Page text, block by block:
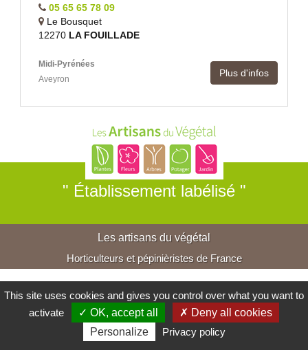
05 65 65 78 09
Le Bousquet
12270 LA FOUILLADE
Midi-Pyrénées
Aveyron
Plus d'infos
" Établissement labélisé "
Les artisans du végétal
Horticulteurs et pépinièristes de France
This site uses cookies and gives you control over what you want to
activate
✓ OK, accept all
✗ Deny all cookies
Personalize
Privacy policy